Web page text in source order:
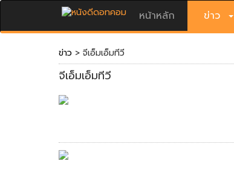
หน้าหลัก ข่าว
ข่าว > จีเอ็มเอ็มทีวี
จีเอ็มเอ็มทีวี